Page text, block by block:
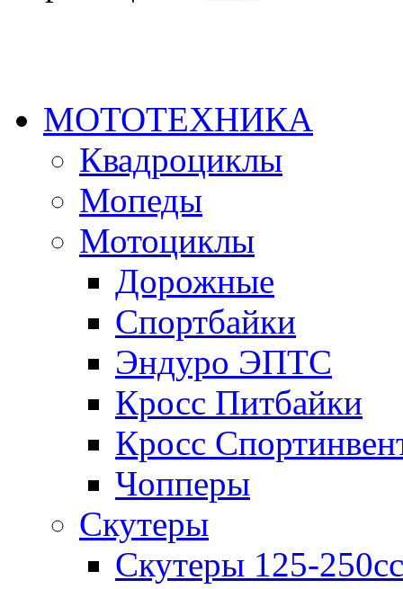
МОТОТЕХНИКА
Квадроциклы
Мопеды
Мотоциклы
Дорожные
Спортбайки
Эндуро ЭПТС
Кросс Питбайки
Кросс
Чопперы
Скутеры
Скутеры 125-250сс